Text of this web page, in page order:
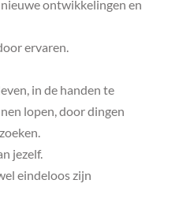
ontwikkelingen en
ervaren.
in de handen te
lopen, door dingen
jezelf.
eindeloos zijn